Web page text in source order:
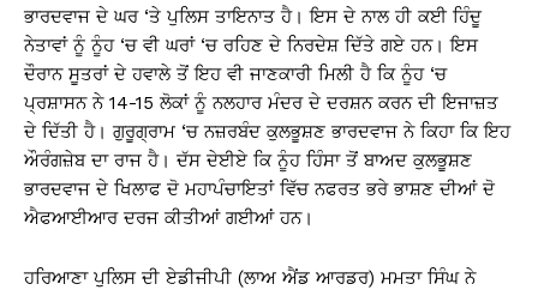
ਭਾਰਦਵਾਜ ਦੇ ਘਰ ‘ਤੇ ਪੁਲਿਸ ਤਾਇਨਾਤ ਹੈ। ਇਸ ਦੇ ਨਾਲ ਹੀ ਕਈ ਹਿੰਦੂ
ਨੇਤਾਵਾਂ ਨੂੰ ਨੂੰਹ ‘ਚ ਵੀ ਘਰਾਂ ‘ਚ ਰਹਿਣ ਦੇ ਨਿਰਦੇਸ਼ ਦਿੱਤੇ ਗਏ ਹਨ। ਇਸ
ਦੌਰਾਨ ਸੂਤਰਾਂ ਦੇ ਹਵਾਲੇ ਤੋਂ ਇਹ ਵੀ ਜਾਣਕਾਰੀ ਮਿਲੀ ਹੈ ਕਿ ਨੂੰਹ ‘ਚ
ਪ੍ਰਸ਼ਾਸਨ ਨੇ 14-15 ਲੋਕਾਂ ਨੂੰ ਨਲਹਾਰ ਮੰਦਰ ਦੇ ਦਰਸ਼ਨ ਕਰਨ ਦੀ ਇਜਾਜ਼ਤ
ਦੇ ਦਿੱਤੀ ਹੈ। ਗੁਰੂਗ੍ਰਾਮ ‘ਚ ਨਜ਼ਰਬੰਦ ਕੁਲਭੂਸ਼ਣ ਭਾਰਦਵਾਜ ਨੇ ਕਿਹਾ ਕਿ ਇਹ
ਔਰੰਗਜ਼ੇਬ ਦਾ ਰਾਜ ਹੈ। ਦੱਸ ਦੇਈਏ ਕਿ ਨੂੰਹ ਹਿੰਸਾ ਤੋਂ ਬਾਅਦ ਕੁਲਭੂਸ਼ਣ
ਭਾਰਦਵਾਜ ਦੇ ਖਿਲਾਫ ਦੋ ਮਹਾਪੰਚਾਇਤਾਂ ਵਿੱਚ ਨਫਰਤ ਭਰੇ ਭਾਸ਼ਣ ਦੀਆਂ ਦੋ
ਐਫਆਈਆਰ ਦਰਜ ਕੀਤੀਆਂ ਗਈਆਂ ਹਨ।
ਹਰਿਆਣਾ ਪੁਲਿਸ ਦੀ ਏਡੀਜੀਪੀ (ਲਾਅ ਐਂਡ ਆਰਡਰ) ਮਮਤਾ ਸਿੰਘ ਨੇ